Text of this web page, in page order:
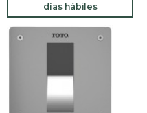
días hábiles